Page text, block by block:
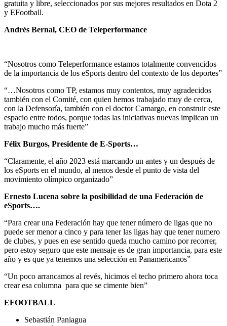
gratuita y libre, seleccionados por sus mejores resultados en Dota 2
y EFootball.
Andrés Bernal, CEO de Teleperformance
“Nosotros como Teleperformance estamos totalmente convencidos
de la importancia de los eSports dentro del contexto de los deportes”
“…Nosotros como TP, estamos muy contentos, muy agradecidos
también con el Comité, con quien hemos trabajado muy de cerca,
con la Defensoría, también con el doctor Camargo, en construir este
espacio entre todos, porque todas las iniciativas nuevas implican un
trabajo mucho más fuerte”
Félix Burgos, Presidente de E-Sports…
“Claramente, el año 2023 está marcando un antes y un después de
los eSports en el mundo, al menos desde el punto de vista del
movimiento olímpico organizado”
Ernesto Lucena sobre la posibilidad de una Federación de
eSports….
“Para crear una Federación hay que tener número de ligas que no
puede ser menor a cinco y para tener las ligas hay que tener numero
de clubes, y pues en ese sentido queda mucho camino por recorrer,
pero estoy seguro que este mensaje es de gran importancia, para este
año y es que ya tenemos una selección en Panamericanos”
“Un poco arrancamos al revés, hicimos el techo primero ahora toca
crear esa columna para que se cimente bien”
EFOOTBALL
Sebastián Paniagua